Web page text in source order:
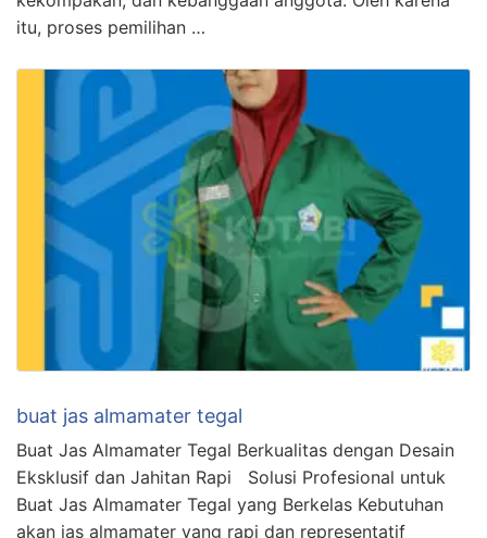
itu, proses pemilihan …
buat jas almamater tegal
Buat Jas Almamater Tegal Berkualitas dengan Desain
Eksklusif dan Jahitan Rapi Solusi Profesional untuk
Buat Jas Almamater Tegal yang Berkelas Kebutuhan
akan jas almamater yang rapi dan representatif